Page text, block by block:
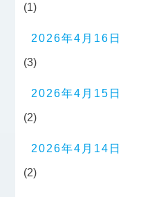
(1)
2026年4月16日
(3)
2026年4月15日
(2)
2026年4月14日
(2)